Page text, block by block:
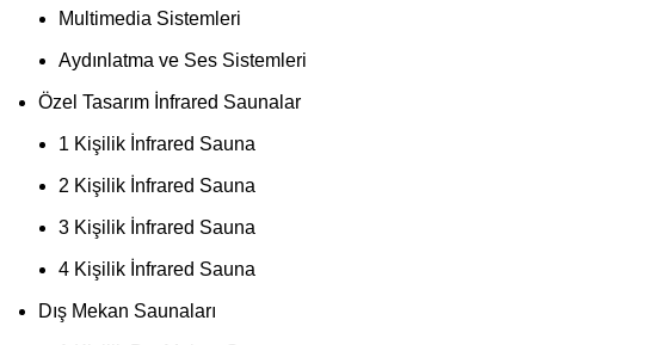
Multimedia Sistemleri
Aydınlatma ve Ses Sistemleri
Özel Tasarım İnfrared Saunalar
1 Kişilik İnfrared Sauna
2 Kişilik İnfrared Sauna
3 Kişilik İnfrared Sauna
4 Kişilik İnfrared Sauna
Dış Mekan Saunaları